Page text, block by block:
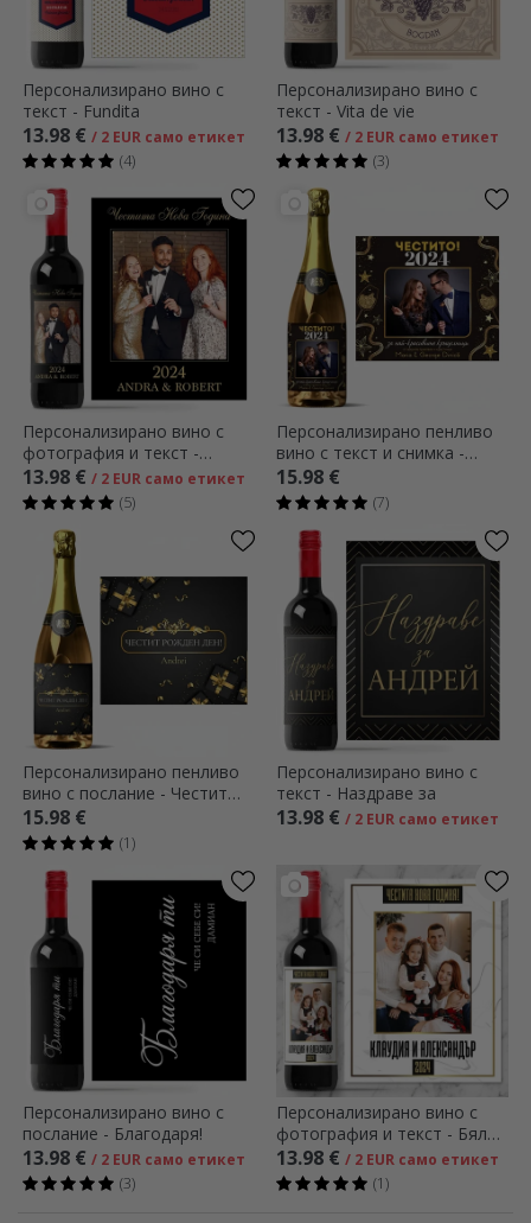
Персонализирано вино с
текст - Fundita
13.98 € / 2 EUR само етикет
(4)
Персонализирано вино с
текст - Vita de vie
13.98 € / 2 EUR само етикет
(3)
Персонализирано вино с
фотография и текст -
Честита Нова година
13.98 € / 2 EUR само етикет
(5)
Персонализирано пенливо
вино с текст и снимка -
Честит рожден ден! 2024
15.98 €
(7)
Персонализирано пенливо
вино с послание - Честит
рожден ден
15.98 €
(1)
Персонализирано вино с
текст - Наздраве за
13.98 € / 2 EUR само етикет
Персонализирано вино с
послание - Благодаря!
13.98 € / 2 EUR само етикет
(3)
Персонализирано вино с
фотография и текст - Бяло
Честита Нова Година
13.98 € / 2 EUR само етикет
(1)